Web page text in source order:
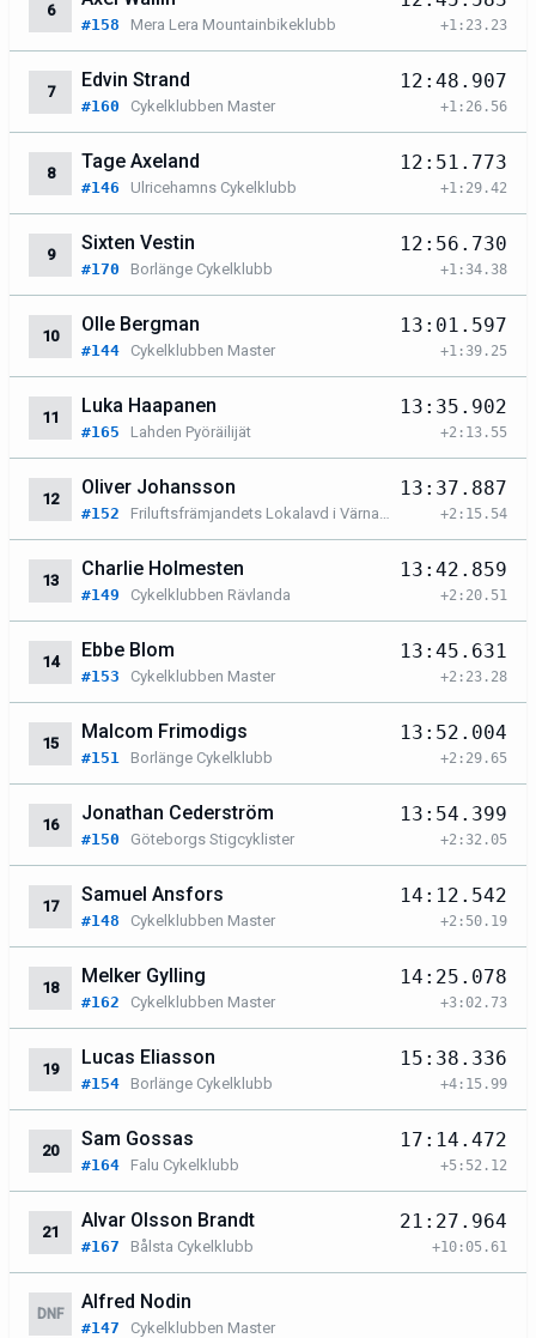
6
#158 Mera Lera Mountainbikeklubb +1:23.23
7
Edvin Strand
#160 Cykelklubben Master
12:48.907
+1:26.56
8
Tage Axeland
#146 Ulricehamns Cykelklubb
12:51.773
+1:29.42
9
Sixten Vestin
#170 Borlänge Cykelklubb
12:56.730
+1:34.38
10
Olle Bergman
#144 Cykelklubben Master
13:01.597
+1:39.25
11
Luka Haapanen
#165 Lahden Pyöräilijät
13:35.902
+2:13.55
12
Oliver Johansson
#152 Friluftsfrämjandets Lokalavd i Värnamo
13:37.887
+2:15.54
13
Charlie Holmesten
#149 Cykelklubben Rävlanda
13:42.859
+2:20.51
14
Ebbe Blom
#153 Cykelklubben Master
13:45.631
+2:23.28
15
Malcom Frimodigs
#151 Borlänge Cykelklubb
13:52.004
+2:29.65
16
Jonathan Cederström
#150 Göteborgs Stigcyklister
13:54.399
+2:32.05
17
Samuel Ansfors
#148 Cykelklubben Master
14:12.542
+2:50.19
18
Melker Gylling
#162 Cykelklubben Master
14:25.078
+3:02.73
19
Lucas Eliasson
#154 Borlänge Cykelklubb
15:38.336
+4:15.99
20
Sam Gossas
#164 Falu Cykelklubb
17:14.472
+5:52.12
21
Alvar Olsson Brandt
#167 Bålsta Cykelklubb
21:27.964
+10:05.61
DNF
Alfred Nodin
#147 Cykelklubben Master